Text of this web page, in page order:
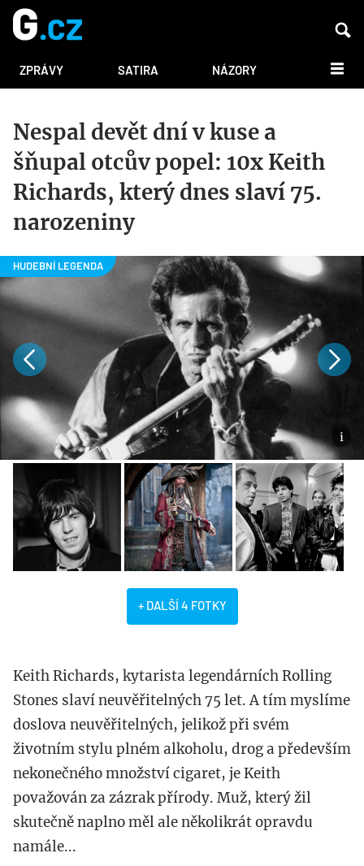
ZPRÁVY SATIRA NÁZORY DALŠÍ
Nespal devět dní v kuse a
šňupal otcův popel: 10x Keith
Richards, který dnes slaví 75.
narozeniny
+ DALŠÍ 4 FOTKY
Keith Richards, kytarista legendárních Rolling
Stones slaví neuvěřitelných 75 let. A tím myslíme
doslova neuvěřitelných, jelikož při svém
životním stylu plném alkoholu, drog a především
nekonečného množství cigaret, je Keith
považován za zázrak přírody. Muž, který žil
skutečně naplno měl ale několikrát opravdu
namále...